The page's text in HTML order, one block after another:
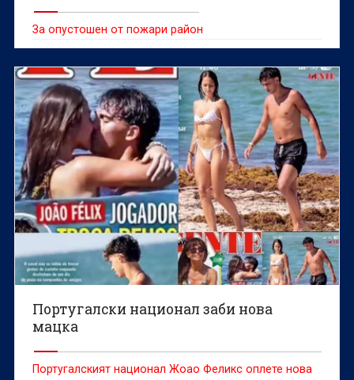
За опустошен от пожари район
Португалски национал заби нова
мацка
Португалският национал Жоао Феликс оплете нова